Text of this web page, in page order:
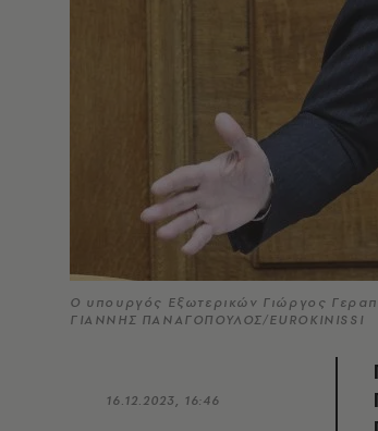
O υπουργός Εξωτερικών Γιώργος
ΓΙΑΝΝΗΣ ΠΑΝΑΓΟΠΟΥΛΟΣ/EUROKINISSI
16.12.2023, 16:46